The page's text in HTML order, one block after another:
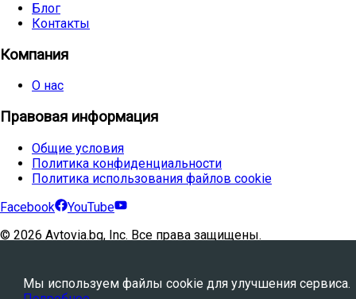
Мы используем файлы cookie для улучшения сервиса.
Блог
Контакты
Компания
О нас
Правовая информация
Общие условия
Политика конфиденциальности
Политика использования файлов cookie
Facebook
YouTube
© 2026 Avtovia.bg, Inc. Все права защищены.